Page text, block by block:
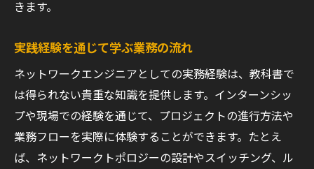
きます。
実践経験を通じて学ぶ業務の流れ
ネットワークエンジニアとしての実務経験は、教科書で
は得られない貴重な知識を提供します。インターンシッ
プや現場での経験を通じて、プロジェクトの進行方法や
業務フローを実際に体験することができます。たとえ
ば、ネットワークトポロジーの設計やスイッチング、ル